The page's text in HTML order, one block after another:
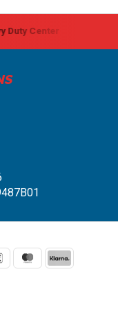
binnen 1-2 dagen